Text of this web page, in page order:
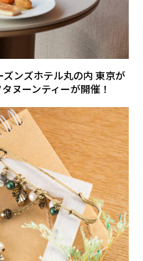
ンズホテル丸の内 東京が
ヌーンティーが開催！